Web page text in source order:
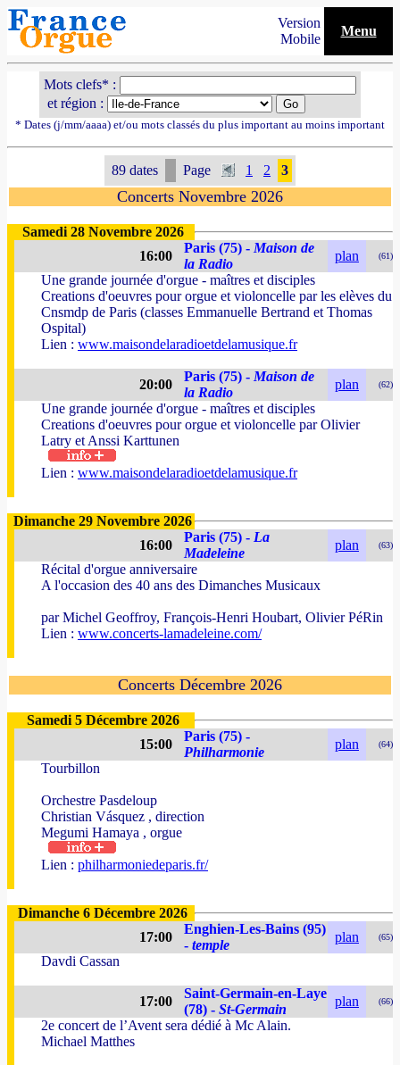
Version
Mobile
Menu
Mots clefs* :
et région :
* Dates (j/mm/aaaa) et/ou mots classés du plus important au moins important
89 dates Page 1 2 3
Concerts Novembre 2026
Samedi 28 Novembre 2026
16:00
Paris (75) - Maison de
la Radio
plan (61)
Une grande journée d'orgue - maîtres et disciples
Creations d'oeuvres pour orgue et violoncelle par les elèves du
Cnsmdp de Paris (classes Emmanuelle Bertrand et Thomas
Ospital)
Lien : www.maisondelaradioetdelamusique.fr
20:00
Paris (75) - Maison de
la Radio
plan (62)
Une grande journée d'orgue - maîtres et disciples
Creations d'oeuvres pour orgue et violoncelle par Olivier
Latry et Anssi Karttunen
Lien : www.maisondelaradioetdelamusique.fr
Dimanche 29 Novembre 2026
16:00
Paris (75) - La
Madeleine
plan (63)
Récital d'orgue anniversaire
A l'occasion des 40 ans des Dimanches Musicaux
par Michel Geoffroy, François-Henri Houbart, Olivier PéRin
Lien : www.concerts-lamadeleine.com/
Concerts Décembre 2026
Samedi 5 Décembre 2026
15:00
Paris (75) -
Philharmonie
plan (64)
Tourbillon
Orchestre Pasdeloup
Christian Vásquez , direction
Megumi Hamaya , orgue
Lien : philharmoniedeparis.fr/
Dimanche 6 Décembre 2026
17:00
Enghien-Les-Bains (95)
- temple
plan (65)
Davdi Cassan
17:00
Saint-Germain-en-Laye
(78) - St-Germain
plan (66)
2e concert de l’Avent sera dédié à Mc Alain.
Michael Matthes